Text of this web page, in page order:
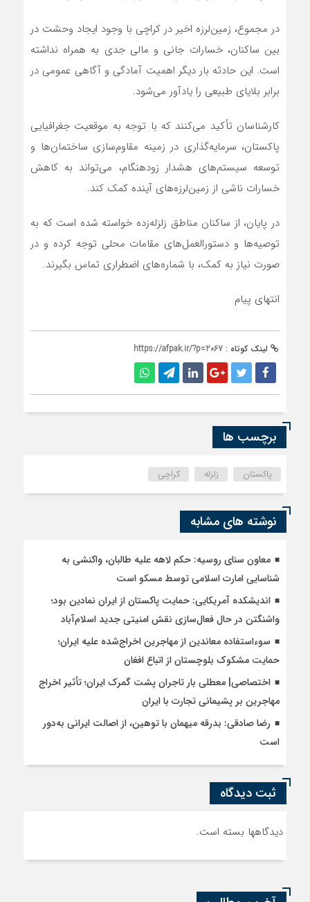
در مجموع، زمین‌لرزه اخیر در کراچی با وجود ایجاد وحشت در
بین ساکنان، خسارات جانی و مالی جدی به همراه نداشته
است. این حادثه بار دیگر اهمیت آمادگی و آگاهی عمومی در
برابر بلایای طبیعی را یادآور می‌شود.
کارشناسان تأکید می‌کنند که با توجه به موقعیت جغرافیایی
پاکستان، سرمایه‌گذاری در زمینه مقاوم‌سازی ساختمان‌ها و
توسعه سیستم‌های هشدار زودهنگام، می‌تواند به کاهش
خسارات ناشی از زمین‌لرزه‌های آینده کمک کند.
در پایان، از ساکنان مناطق زلزله‌زده خواسته شده است که به
توصیه‌ها و دستورالعمل‌های مقامات محلی توجه کرده و در
صورت نیاز به کمک، با شماره‌های اضطراری تماس بگیرند.
انتهای پیام
لینک کوتاه : https://afpak.ir/?p=2067
برچسب ها
پاکستان زلزله کراچی
نوشته های مشابه
معاون سنای روسیه: حکم لاهه علیه طالبان، واکنشی به
شناسایی امارت اسلامی توسط مسکو است
اندیشکده آمریکایی: حمایت پاکستان از ایران نمادین بود؛
واشنگتن در حال فعال‌سازی نقش امنیتی جدید اسلام‌آباد
سوءاستفاده معاندین از مهاجرین اخراج‌شده علیه ایران؛
حمایت مشکوک بلوچستان از اتباع افغان
اختصاصی| معطلی بار تاجران پشت گمرک ایران؛ تأثیر اخراج
مهاجرین بر پشیمانی تجارت با ایران
رضا صادقی: بدرقه میهمان با توهین، از اصالت ایرانی به‌دور
است
ثبت دیدگاه
دیدگاهها بسته است.